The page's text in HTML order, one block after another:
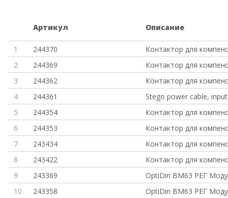
Артикул Описание
1 244370
Контактор для
2
244369
Контактор для
3
244362
Контактор для
4
244361
Stego power cable,
5
244354
Контактор для
6
244353
Контактор для
7
243434
Контактор для
8
243422
Контактор для
9
243369
OptiDin BM63 РЕГ
10
243358
OptiDin BM63 РЕГ